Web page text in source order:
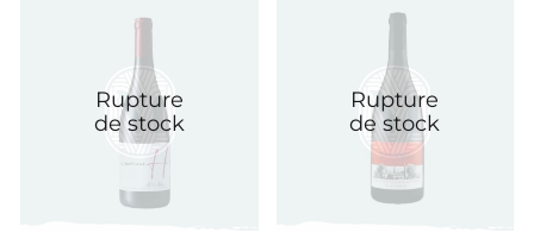
Rupture
de stock
Rupture
de stock